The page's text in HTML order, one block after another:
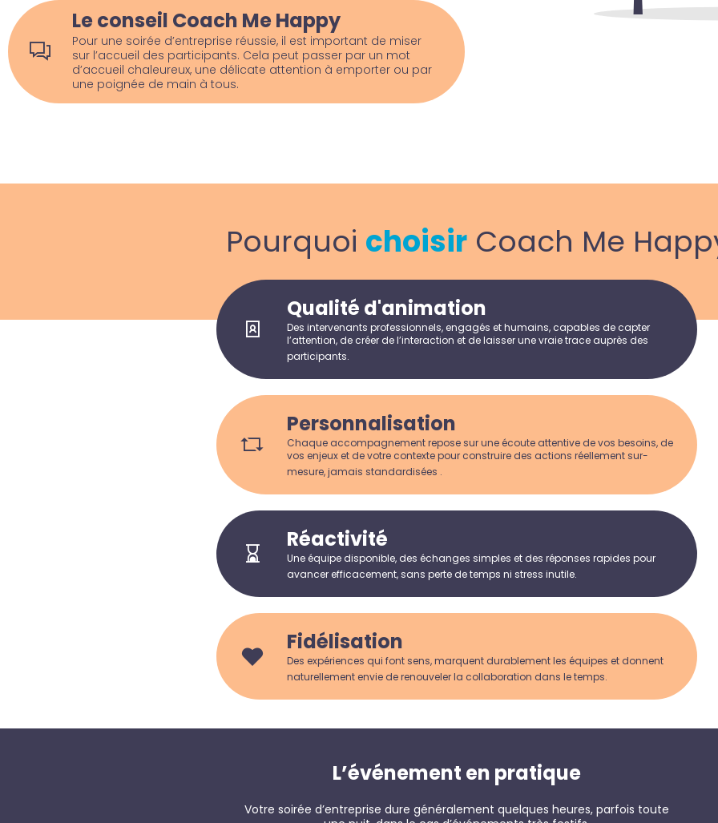
Le conseil Coach Me Happy
Pour une soirée d’entreprise réussie, il est important de miser
sur l’accueil des participants. Cela peut passer par un mot
d’accueil chaleureux, une délicate attention à emporter ou par
une poignée de main à tous.
Pourquoi choisirCoach Me
Qualité d'animation
Des intervenants professionnels, engagés et humains, capables de capter
l’attention, de créer de l’interaction et de laisser une vraie trace auprès des
participants.
Personnalisation
Chaque accompagnement repose sur une écoute attentive de vos besoins, de
vos enjeux et de votre contexte pour construire des actions réellement sur-
mesure, jamais standardisées .
Réactivité
Une équipe disponible, des échanges simples et des réponses rapides pour
avancer efficacement, sans perte de temps ni stress inutile.
Fidélisation
Des expériences qui font sens, marquent durablement les équipes et donnent
naturellement envie de renouveler la collaboration dans le temps.
L’événement en pratique
Votre soirée d’entreprise dure généralement quelques heures, parfois toute